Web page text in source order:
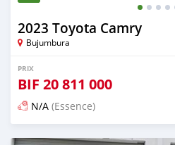
2023 Toyota Camry
Bujumbura
PRIX
BIF 20 811 000
N/A (Essence)
Publié il y a environ un mois